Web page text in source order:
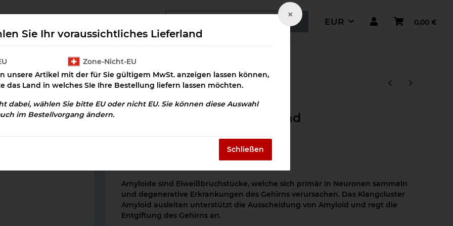
EUR 0,00 €
ausleiten Download
Amyloid ausleiten Download
Amyloide sind Eiweißbruchstücke, welche sich primär in Neuronen sammeln
und degenerative Erkrankungen des Gehirns verursachen. Das Klangcluster
Amyloid ausleiten unterstützt die Ausscheidung von Amyloid und regt die
Entgiftung des Gehirns an.
×
Sie Ihr voraussichtliches Lieferland
Zone-Nicht-EU
unsere Artikel mit der für Sie gültigem MwSt. anzeigen lassen können,
das Land in welches SIe Ihre Bestellung liefern lassen möchten.
dabei, wählen Sie bitte EU oder nicht EU. Sie können diese Auswahl
im Bestellvorgang ändern.
Schließen